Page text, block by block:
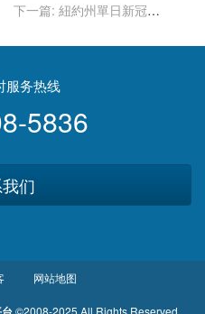
下一篇: 紐約州單日新冠死
服务热线
5836
们
网站地图